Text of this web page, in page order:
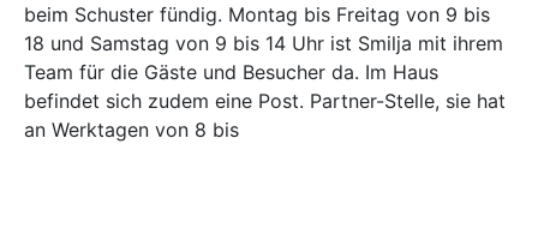
beim Schuster fündig. Montag bis Freitag von 9 bis
18 und Samstag von 9 bis 14 Uhr ist Smilja mit ihrem
Team für die Gäste und Besucher da. Im Haus
befindet sich zudem eine Post. Partner-Stelle, sie hat
an Werktagen von 8 bis